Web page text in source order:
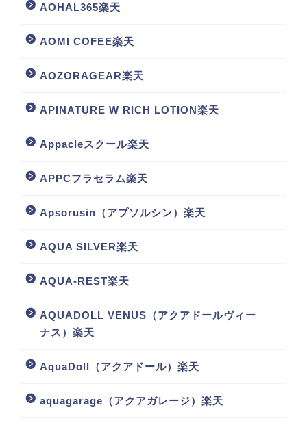
AOHAL365楽天
AOMI COFEE楽天
AOZORAGEAR楽天
APINATURE W RICH LOTION楽天
Appacleスクール楽天
APPCフラセラム楽天
Apsorusin（アプソルシン）楽天
AQUA SILVER楽天
AQUA-REST楽天
AQUADOLL VENUS（アクアドールヴィー
ナス）楽天
AquaDoll（アクアドール）楽天
aquagarage（アクアガレージ）楽天